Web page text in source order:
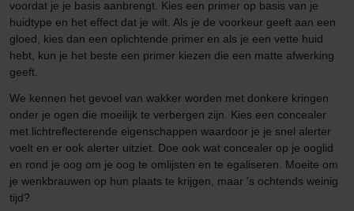
voordat je je basis aanbrengt. Kies een primer op basis van je
huidtype en het effect dat je wilt. Als je de voorkeur geeft aan een
gloed, kies dan een oplichtende primer en als je een vette huid
hebt, kun je het beste een primer kiezen die een matte afwerking
geeft.
We kennen het gevoel van wakker worden met donkere kringen
onder je ogen die moeilijk te verbergen zijn. Kies een concealer
met lichtreflecterende eigenschappen waardoor je je snel alerter
voelt en er ook alerter uitziet. Doe ook wat concealer op je ooglid
en rond je oog om je oog te omlijsten en te egaliseren. Moeite om
je wenkbrauwen op hun plaats te krijgen, maar 's ochtends weinig
tijd?